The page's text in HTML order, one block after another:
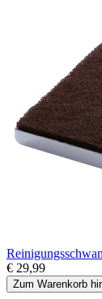
€ 29,99
Zum Warenkorb